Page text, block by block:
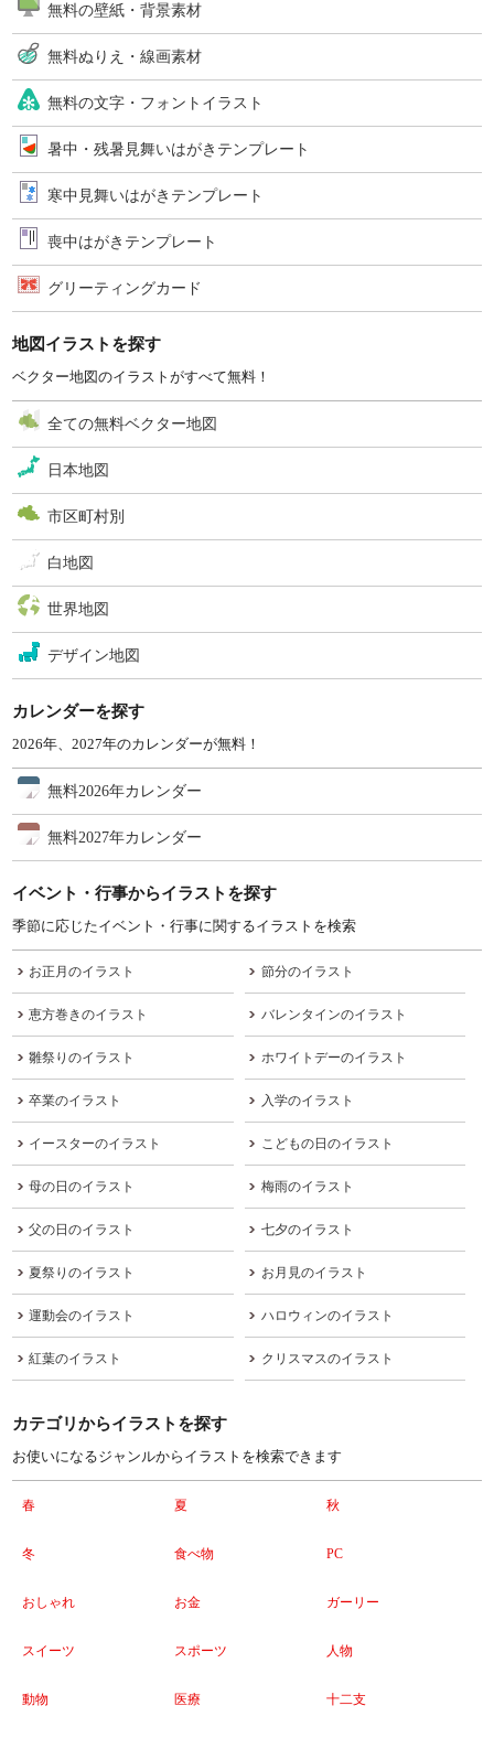
無料の壁紙・背景素材
無料ぬりえ・線画素材
無料の文字・フォントイラスト
暑中・残暑見舞いはがきテンプレート
寒中見舞いはがきテンプレート
喪中はがきテンプレート
グリーティングカード
地図イラストを探す
ベクター地図のイラストがすべて無料！
全ての無料ベクター地図
日本地図
市区町村別
白地図
世界地図
デザイン地図
カレンダーを探す
2026年、2027年のカレンダーが無料！
無料2026年カレンダー
無料2027年カレンダー
イベント・行事からイラストを探す
季節に応じたイベント・行事に関するイラストを検索
お正月のイラスト 節分のイラスト
恵方巻きのイラスト バレンタインのイラスト
雛祭りのイラスト ホワイトデーのイラスト
卒業のイラスト 入学のイラスト
イースターのイラスト こどもの日のイラスト
母の日のイラスト 梅雨のイラスト
父の日のイラスト 七夕のイラスト
夏祭りのイラスト お月見のイラスト
運動会のイラスト ハロウィンのイラスト
紅葉のイラスト クリスマスのイラスト
カテゴリからイラストを探す
お使いになるジャンルからイラストを検索できます
春 夏 秋
冬 食べ物 PC
おしゃれ お金 ガーリー
スイーツ スポーツ 人物
動物 医療 十二支